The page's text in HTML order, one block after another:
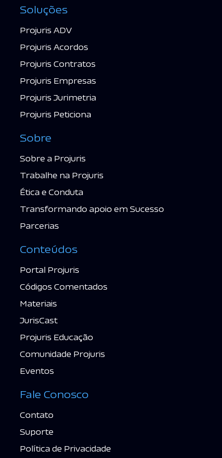
Soluções
Projuris ADV
Projuris Acordos
Projuris Contratos
Projuris Empresas
Projuris Jurimetria
Projuris Peticiona
Sobre
Sobre a Projuris
Trabalhe na Projuris
Ética e Conduta
Transformando apoio em Sucesso
Parcerias
Conteúdos
Portal Projuris
Códigos Comentados
Materiais
JurisCast
Projuris Educação
Comunidade Projuris
Eventos
Fale Conosco
Contato
Suporte
Política de Privacidade